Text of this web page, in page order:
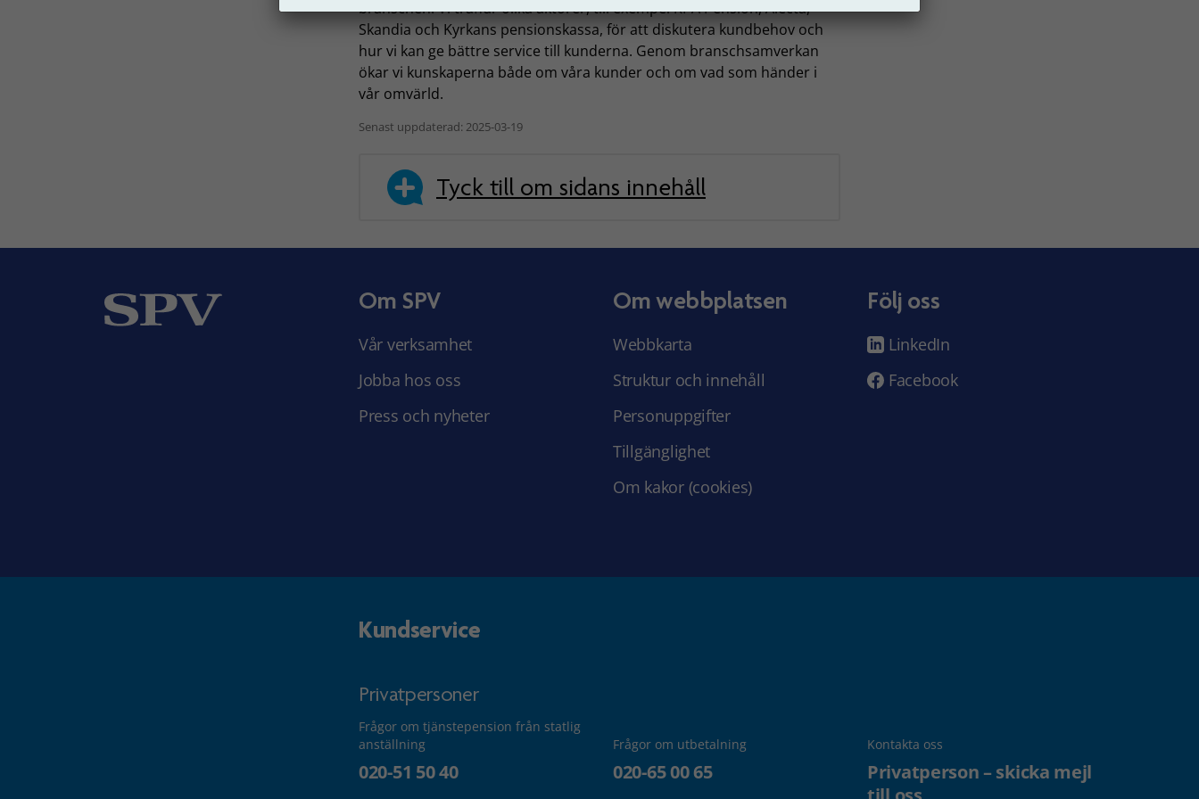
branschen. Vi träffar olika aktörer, till exempel KPA Pension, Alecta,
Skandia och Kyrkans pensionskassa, för att diskutera kundbehov och
hur vi kan ge bättre service till kunderna. Genom branschsamverkan
ökar vi kunskaperna både om våra kunder och om vad som händer i
vår omvärld.
Senast uppdaterad: 2025-03-19
Tyck till om sidans innehåll
Om SPV
Vår verksamhet
Jobba hos oss
Press och nyheter
Om webbplatsen
Webbkarta
Struktur och innehåll
Personuppgifter
Tillgänglighet
Om kakor (cookies)
Följ oss
LinkedIn
Facebook
Kundservice
Privatpersoner
Frågor om tjänstepension från statlig
anställning
020-51 50 40
Frågor om utbetalning
020-65 00 65
Kontakta oss
Privatperson – skicka mejl